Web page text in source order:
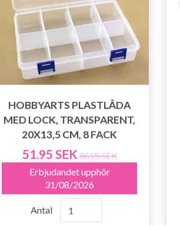
HOBBYARTS PLASTLÅDA
MED LOCK, TRANSPARENT,
20X13,5 CM, 8 FACK
51.95 SEK 86.95 SEK
Erbjudandet upphör
31/08/2026
Antal
Spara upp
Bli en del av vår garn-
exklusiv tillgång till
stickmönster och
Nej tack